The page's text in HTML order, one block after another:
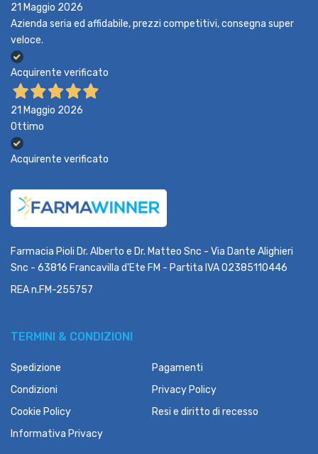
21 Maggio 2026
Azienda seria ed affidabile, prezzi competitivi, consegna super
veloce.
Acquirente verificato
21 Maggio 2026
Ottimo
Acquirente verificato
Farmacia Pioli Dr. Alberto e Dr. Matteo Snc - Via Dante Alighieri
Snc - 63816 Francavilla d'Ete FM - Partita IVA 02385110446
REA n.FM-255757
TERMINI & CONDIZIONI
Spedizione
Pagamenti
Condizioni
Privacy Policy
Cookie Policy
Resi e diritto di recesso
Informativa Privacy